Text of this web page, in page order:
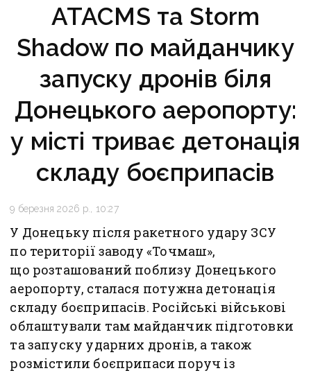
ATACMS та Storm
Shadow по майданчику
запуску дронів біля
Донецького аеропорту:
у місті триває детонація
складу боєприпасів
9 березня 2026 р., 10:27
У Донецьку після ракетного удару ЗСУ
по території заводу «Точмаш»,
що розташований поблизу Донецького
аеропорту, сталася потужна детонація
складу боєприпасів. Російські військові
облаштували там майданчик підготовки
та запуску ударних дронів, а також
розмістили боєприпаси поруч із